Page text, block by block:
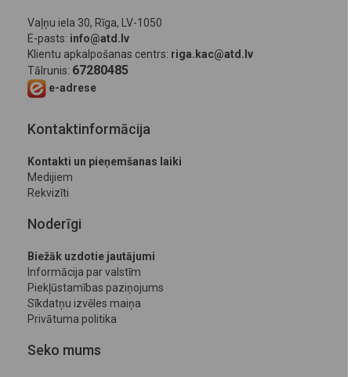
Vaļņu iela 30, Rīga, LV-1050
E-pasts: info@atd.lv
Klientu apkalpošanas centrs: riga.kac@atd.lv
Tālrunis: 67280485
e-adrese
Kontaktinformācija
Kontakti un pieņemšanas laiki
Medijiem
Rekvizīti
Noderīgi
Biežāk uzdotie jautājumi
Informācija par valstīm
Piekļūstamības paziņojums
Sīkdatņu izvēles maiņa
Privātuma politika
Seko mums